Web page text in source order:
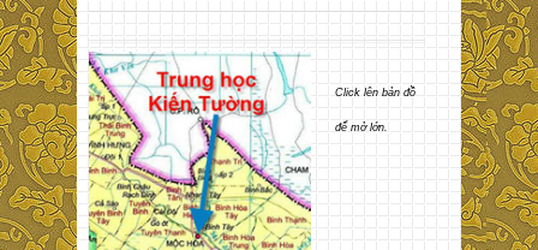
Click lên bản đồ
để mở lớn.